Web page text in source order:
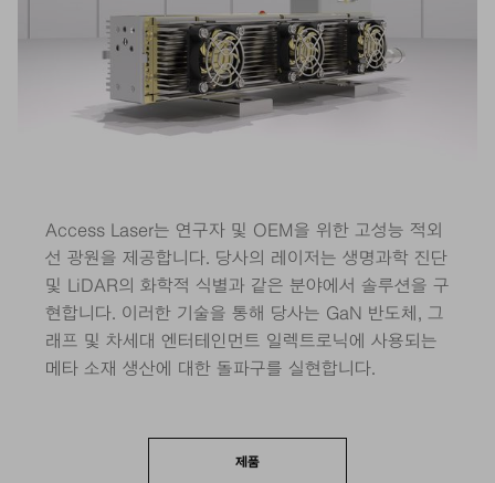
Access Laser는 연구자 및 OEM을 위한 고성능 적외
선 광원을 제공합니다. 당사의 레이저는 생명과학 진단
및 LiDAR의 화학적 식별과 같은 분야에서 솔루션을 구
현합니다. 이러한 기술을 통해 당사는 GaN 반도체, 그
래프 및 차세대 엔터테인먼트 일렉트로닉에 사용되는
메타 소재 생산에 대한 돌파구를 실현합니다.
제품